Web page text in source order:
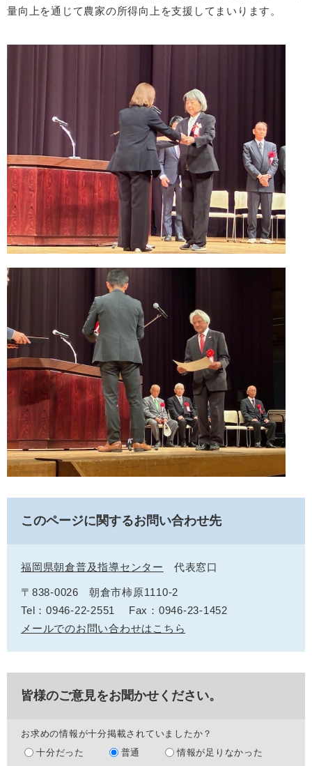
量向上を通じて農家の所得向上を支援してまいります。
このページに関するお問い合わせ先
福岡県朝倉普及指導センター 代表窓口
〒838-0026
朝倉市柿原1110-2
Tel：0946-22-2551
Fax：0946-23-1452
メールでのお問い合わせはこちら
皆様のご意見をお聞かせください。
お求めの情報が十分掲載されていましたか？
十分だった
普通 情報が足りなかった